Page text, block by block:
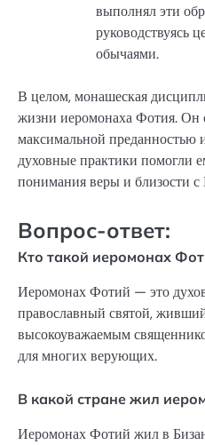
выполнял эти
руководствуясь
обычаями.
В целом, монашеская
жизни иеромонаха Фотия. Он
максимальной преданностью
духовные практики помогли
понимания веры и близости с
Вопрос-ответ:
Кто такой иеромонах
Иеромонах Фотий — это
православный святой,
высокоуважаемым
для многих верующих.
В какой стране жил
Иеромонах Фотий жил в